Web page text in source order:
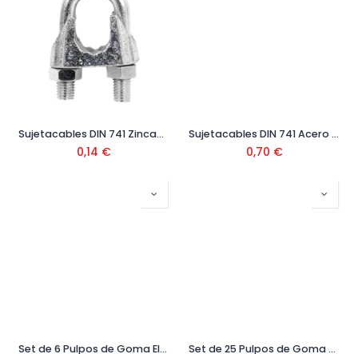
Sujetacables DIN 741 Zincado
0,14 €
Sujetacables DIN 741 Acero Inox
0,70 €
Set de 6 Pulpos de Goma Elástica Set de 25 Pulpos de Goma Elástica Ref.151074